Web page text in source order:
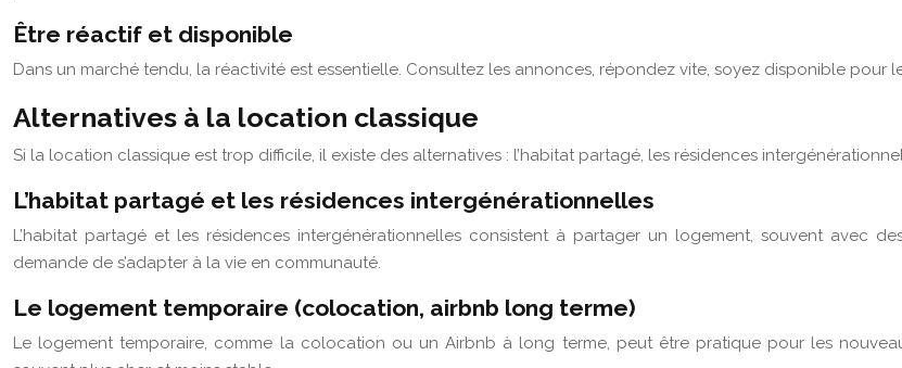
Être réactif et disponible
Dans un marché tendu, la réactivité est essentielle. Consultez les annonces, répondez vite, soyez disponible pour
Alternatives à la location classique
Si la location classique est trop difficile, il existe des alternatives : l’habitat partagé, les résidences
L’habitat partagé et les résidences intergénérationnelles
L’habitat partagé et les résidences intergénérationnelles consistent à partager un logement, souvent avec
demande de s’adapter à la vie en communauté.
Le logement temporaire (colocation, airbnb long terme)
Le logement temporaire, comme la colocation ou un Airbnb à long terme, peut être pratique pour les